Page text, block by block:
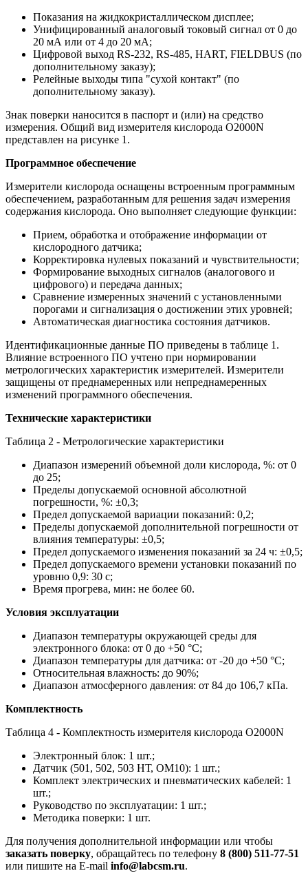
Показания на жидкокристаллическом дисплее;
Унифицированный аналоговый токовый сигнал от 0 до
20 мА или от 4 до 20 мА;
Цифровой выход RS-232, RS-485, HART, FIELDBUS (по
дополнительному заказу);
Релейные выходы типа "сухой контакт" (по
дополнительному заказу).
Знак поверки наносится в паспорт и (или) на средство
измерения. Общий вид измерителя кислорода O2000N
представлен на рисунке 1.
Программное обеспечение
Измерители кислорода оснащены встроенным программным
обеспечением, разработанным для решения задач измерения
содержания кислорода. Оно выполняет следующие функции:
Прием, обработка и отображение информации от
кислородного датчика;
Корректировка нулевых показаний и чувствительности;
Формирование выходных сигналов (аналогового и
цифрового) и передача данных;
Сравнение измеренных значений с установленными
порогами и сигнализация о достижении этих уровней;
Автоматическая диагностика состояния датчиков.
Идентификационные данные ПО приведены в таблице 1.
Влияние встроенного ПО учтено при нормировании
метрологических характеристик измерителей. Измерители
защищены от преднамеренных или непреднамеренных
изменений программного обеспечения.
Технические характеристики
Таблица 2 - Метрологические характеристики
Диапазон измерений объемной доли кислорода, %: от 0
до 25;
Пределы допускаемой основной абсолютной
погрешности, %: ±0,3;
Предел допускаемой вариации показаний: 0,2;
Пределы допускаемой дополнительной погрешности от
влияния температуры: ±0,5;
Предел допускаемого изменения показаний за 24 ч: ±0,5;
Предел допускаемого времени установки показаний по
уровню 0,9: 30 с;
Время прогрева, мин: не более 60.
Условия эксплуатации
Диапазон температуры окружающей среды для
электронного блока: от 0 до +50 °C;
Диапазон температуры для датчика: от -20 до +50 °C;
Относительная влажность: до 90%;
Диапазон атмосферного давления: от 84 до 106,7 кПа.
Комплектность
Таблица 4 - Комплектность измерителя кислорода O2000N
Электронный блок: 1 шт.;
Датчик (501, 502, 503 НТ, ОМ10): 1 шт.;
Комплект электрических и пневматических кабелей: 1
шт.;
Руководство по эксплуатации: 1 шт.;
Методика поверки: 1 шт.
Для получения дополнительной информации или чтобы
заказать поверку, обращайтесь по телефону 8 (800) 511-77-51
или пишите на E-mail info@labcsm.ru.